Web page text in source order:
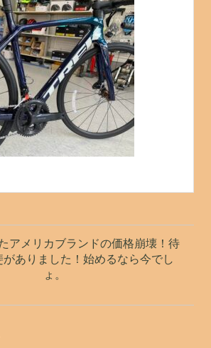
アメリカブランドの価格崩壊！待
がありました！始めるなら今でし
ょ。